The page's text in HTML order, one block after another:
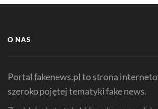
O NAS
Portal fakenews.pl to strona
szeroko pojętej tematyki fake news.